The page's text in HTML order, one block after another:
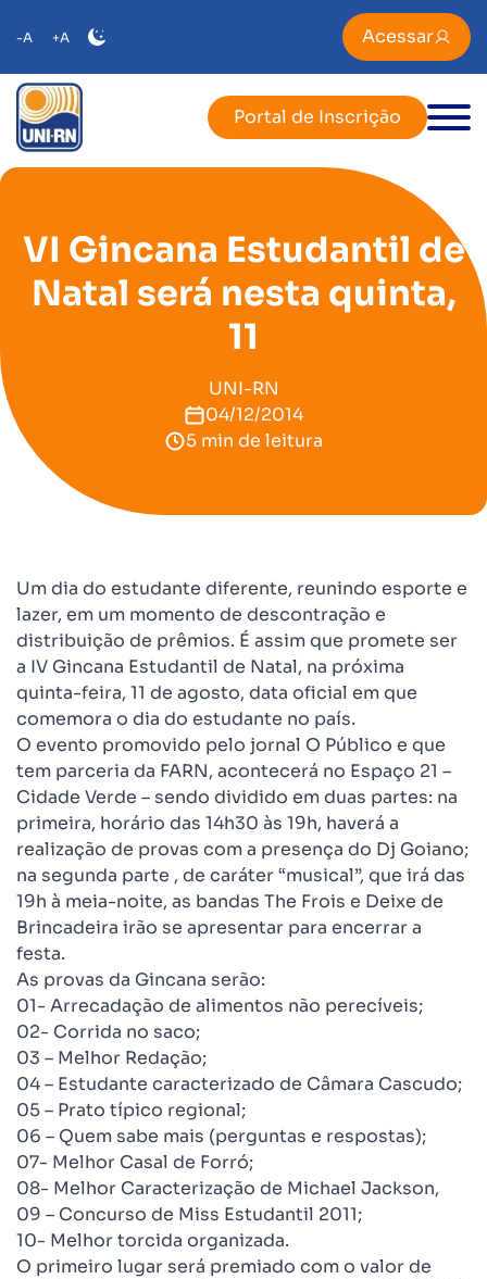
-A +A Acessar
Portal de Inscrição
VI Gincana Estudantil de
Natal será nesta quinta,
11
UNI-RN
04/12/2014
5 min de leitura
Um dia do estudante diferente, reunindo esporte e
lazer, em um momento de descontração e
distribuição de prêmios. É assim que promete ser
a IV Gincana Estudantil de Natal, na próxima
quinta-feira, 11 de agosto, data oficial em que
comemora o dia do estudante no país.
O evento promovido pelo jornal O Público e que
tem parceria da FARN, acontecerá no Espaço 21 –
Cidade Verde – sendo dividido em duas partes: na
primeira, horário das 14h30 às 19h, haverá a
realização de provas com a presença do Dj Goiano;
na segunda parte , de caráter “musical”, que irá das
19h à meia-noite, as bandas The Frois e Deixe de
Brincadeira irão se apresentar para encerrar a
festa.
As provas da Gincana serão:
01- Arrecadação de alimentos não perecíveis;
02- Corrida no saco;
03 – Melhor Redação;
04 – Estudante caracterizado de Câmara Cascudo;
05 – Prato típico regional;
06 – Quem sabe mais (perguntas e respostas);
07- Melhor Casal de Forró;
08- Melhor Caracterização de Michael Jackson,
09 – Concurso de Miss Estudantil 2011;
10- Melhor torcida organizada.
O primeiro lugar será premiado com o valor de